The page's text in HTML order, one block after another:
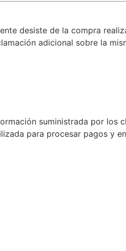
desiste de la compra
adicional sobre la
suministrada por los
para procesar pagos y